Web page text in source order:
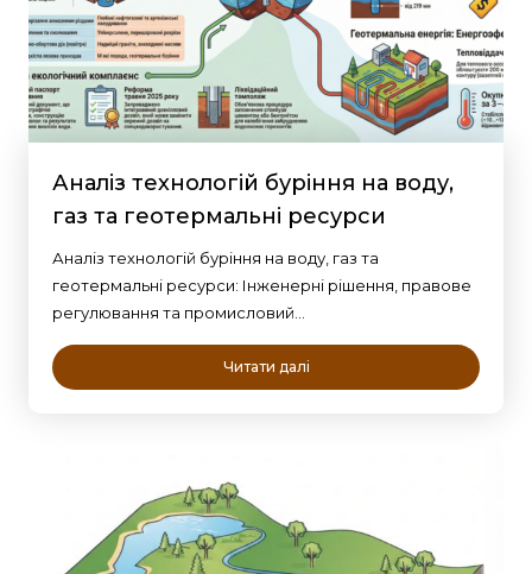
Аналіз технологій буріння на воду,
газ та геотермальні ресурси
Аналіз технологій буріння на воду, газ та
геотермальні ресурси: Інженерні рішення, правове
регулювання та промисловий…
Читати далі